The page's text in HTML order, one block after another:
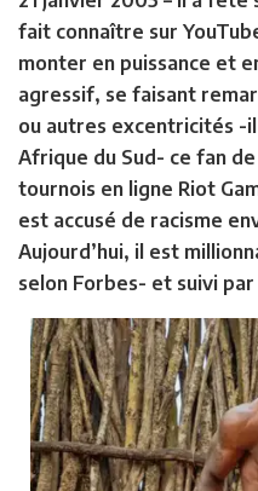
fait connaître sur
monter en puissance et
agressif, se faisant
ou autres excentricités -
Afrique du Sud- ce fan
tournois en ligne Riot
est accusé de racisme
Aujourd’hui, il est
selon Forbes- et suivi